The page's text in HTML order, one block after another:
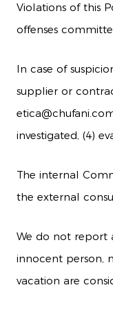
Violations of this
offenses
In case of
supplier or
investigated, (4)
The internal
the external
We do not report
innocent person,
vacation are